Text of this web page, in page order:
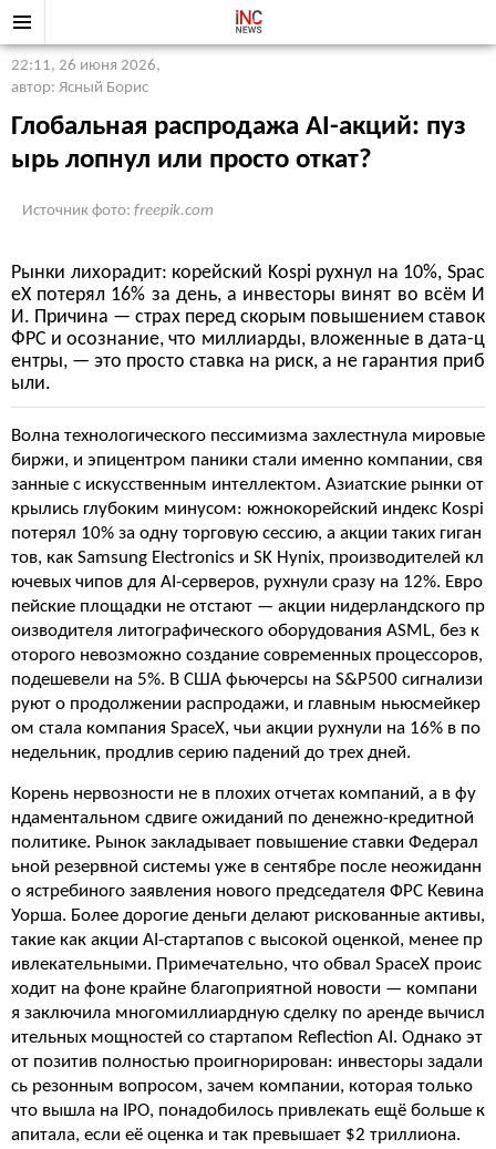
22:11, 26 июня 2026,
автор: Ясный Борис
Глобальная распродажа AI-акций: пуз
ырь лопнул или просто откат?
Источник фото: freepik.com
Рынки лихорадит: корейский Kospi рухнул на 10%, Spac
eX потерял 16% за день, а инвесторы винят во всём И
И. Причина — страх перед скорым повышением ставок
ФРС и осознание, что миллиарды, вложенные в дата-ц
ентры, — это просто ставка на риск, а не гарантия приб
ыли.
Волна технологического пессимизма захлестнула мировые
биржи, и эпицентром паники стали именно компании, свя
занные с искусственным интеллектом. Азиатские рынки от
крылись глубоким минусом: южнокорейский индекс Kospi
потерял 10% за одну торговую сессию, а акции таких гиган
тов, как Samsung Electronics и SK Hynix, производителей кл
ючевых чипов для AI-серверов, рухнули сразу на 12%. Евро
пейские площадки не отстают — акции нидерландского пр
оизводителя литографического оборудования ASML, без к
оторого невозможно создание современных процессоров,
подешевели на 5%. В США фьючерсы на S&P500 сигнализи
руют о продолжении распродажи, и главным ньюсмейкер
ом стала компания SpaceX, чьи акции рухнули на 16% в по
недельник, продлив серию падений до трех дней.
Корень нервозности не в плохих отчетах компаний, а в фу
ндаментальном сдвиге ожиданий по денежно-кредитной
политике. Рынок закладывает повышение ставки Федерал
ьной резервной системы уже в сентябре после неожиданн
о ястребиного заявления нового председателя ФРС Кевина
Уорша. Более дорогие деньги делают рискованные активы,
такие как акции AI-стартапов с высокой оценкой, менее пр
ивлекательными. Примечательно, что обвал SpaceX проис
ходит на фоне крайне благоприятной новости — компани
я заключила многомиллиардную сделку по аренде вычисл
ительных мощностей со стартапом Reflection AI. Однако эт
от позитив полностью проигнорирован: инвесторы задали
сь резонным вопросом, зачем компании, которая только
что вышла на IPO, понадобилось привлекать ещё больше к
апитала, если её оценка и так превышает $2 триллиона.